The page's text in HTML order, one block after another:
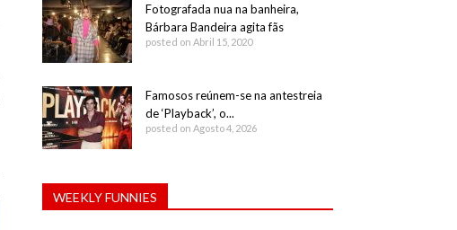
Fotografada nua na banheira,
Bárbara Bandeira agita fãs
posted on Abril 15, 2020
Famosos reúnem-se na antestreia
de ‘Playback’, o...
posted on Agosto 4, 2026
WEEKLY FUNNIES